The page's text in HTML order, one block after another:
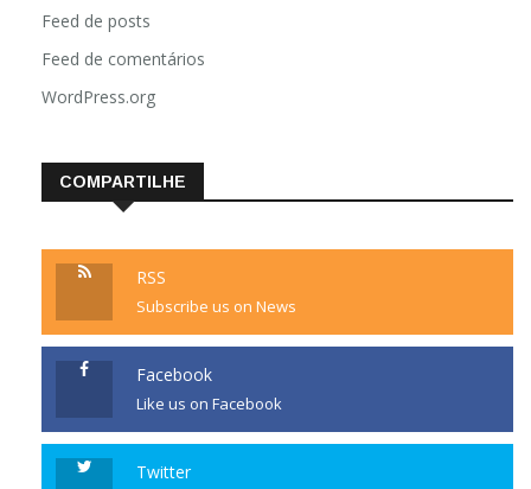
Feed de posts
Feed de comentários
WordPress.org
COMPARTILHE
RSS
Subscribe us on News
Facebook
Like us on Facebook
Twitter